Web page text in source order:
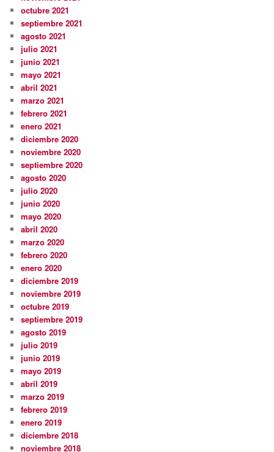
octubre 2021
septiembre 2021
agosto 2021
julio 2021
junio 2021
mayo 2021
abril 2021
marzo 2021
febrero 2021
enero 2021
diciembre 2020
noviembre 2020
septiembre 2020
agosto 2020
julio 2020
junio 2020
mayo 2020
abril 2020
marzo 2020
febrero 2020
enero 2020
diciembre 2019
noviembre 2019
octubre 2019
septiembre 2019
agosto 2019
julio 2019
junio 2019
mayo 2019
abril 2019
marzo 2019
febrero 2019
enero 2019
diciembre 2018
noviembre 2018